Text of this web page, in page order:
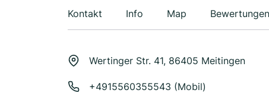
Kontakt Info Map Bewertungen
Wertinger Str. 41, 86405 Meitingen
+4915560355543 (Mobil)